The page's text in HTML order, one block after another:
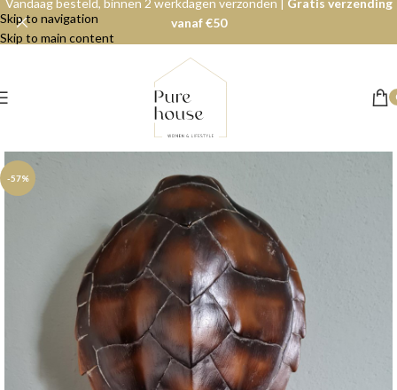
Skip to navigation
Skip to main content
Vandaag besteld, binnen 2 werkdagen verzonden | Gratis verzending
vanaf €50
-57%